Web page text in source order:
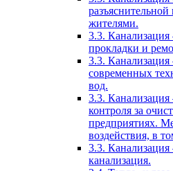
жителями.
3.3.
прокладки и
3.3.
современных
вод.
3.3.
контроля за
предприятиях.
воздействия, в
3.3.
канализация.